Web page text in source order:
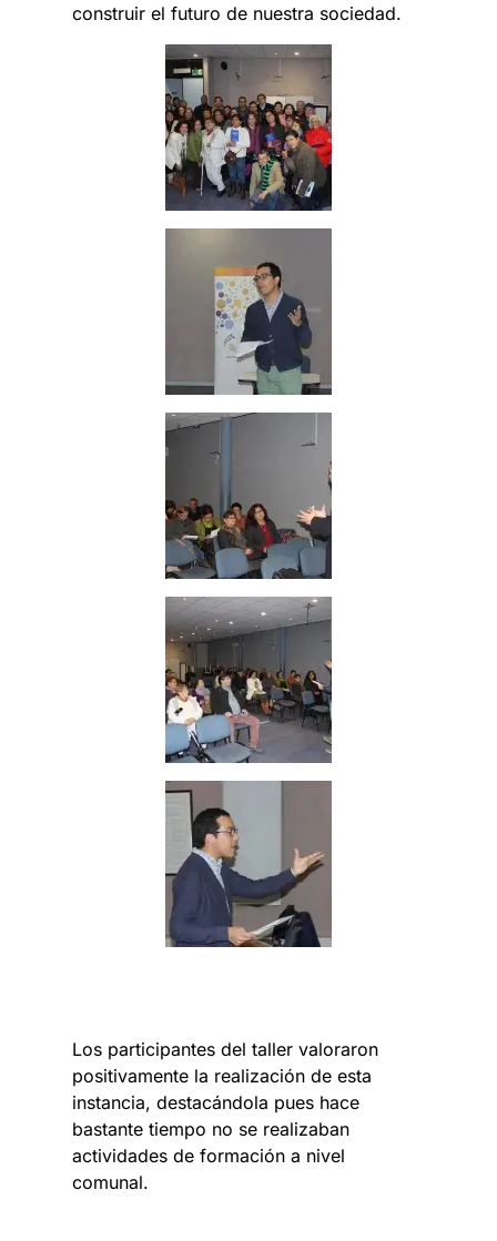
construir el futuro de nuestra sociedad.
Los participantes del taller valoraron
positivamente la realización de esta
instancia, destacándola pues hace
bastante tiempo no se realizaban
actividades de formación a nivel
comunal.